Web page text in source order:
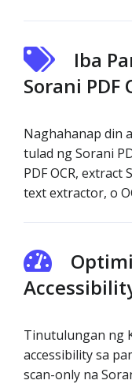
Iba
Sorani PDF
Naghahanap din
tulad ng Sorani
PDF OCR, extract
text extractor, o
Tinutulungan ng
accessibility sa
scan-only na